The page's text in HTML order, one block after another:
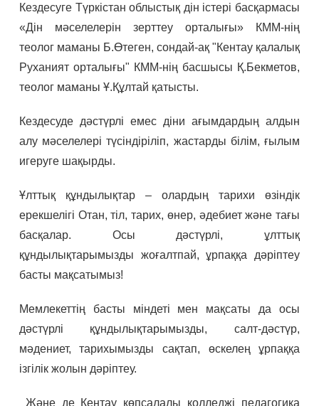
Кездесуге Түркістан облыстық дін істері басқармасы
«Дін мәселелерін зерттеу орталығы» КММ-нің
теолог маманы Б.Өтеген, сондай-ақ "Кентау қалалық
Руханият орталығы" КММ-нің басшысы Қ.Бекметов,
теолог маманы Ұ.Құлтай қатысты.
Кездесуде дәстүрлі емес діни ағымдардың алдын
алу мәселелері түсіндіріліп, жастарды білім, ғылым
игеруге шақырды.
Ұлттық құндылықтар – олардың тарихи өзіндік
ерекшелігі Отан, тіл, тарих, өнер, әдебиет және тағы
басқалар. Осы дәстүрлі, ұлттық
құндылықтарымызды жоғалтпай, ұрпаққа дәріптеу
басты мақсатымыз!
Мемлекеттің басты міндеті мен мақсаты да осы
дәстүрлі құндылықтарымызды, салт-дәстүр,
мәдениет, тарихымызды сақтап, өскелең ұрпаққа
ізгілік жолын дəріптеу.
Және де Кентау көпсалалы колледжі педагогика